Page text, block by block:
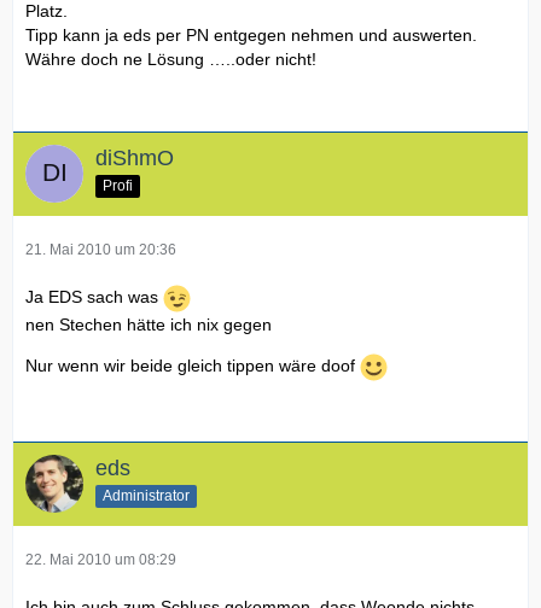
Platz.
Tipp kann ja eds per PN entgegen nehmen und auswerten.
Währe doch ne Lösung …..oder nicht!
diShmO
Profi
21. Mai 2010 um 20:36
Ja EDS sach was
nen Stechen hätte ich nix gegen
Nur wenn wir beide gleich tippen wäre doof
eds
Administrator
22. Mai 2010 um 08:29